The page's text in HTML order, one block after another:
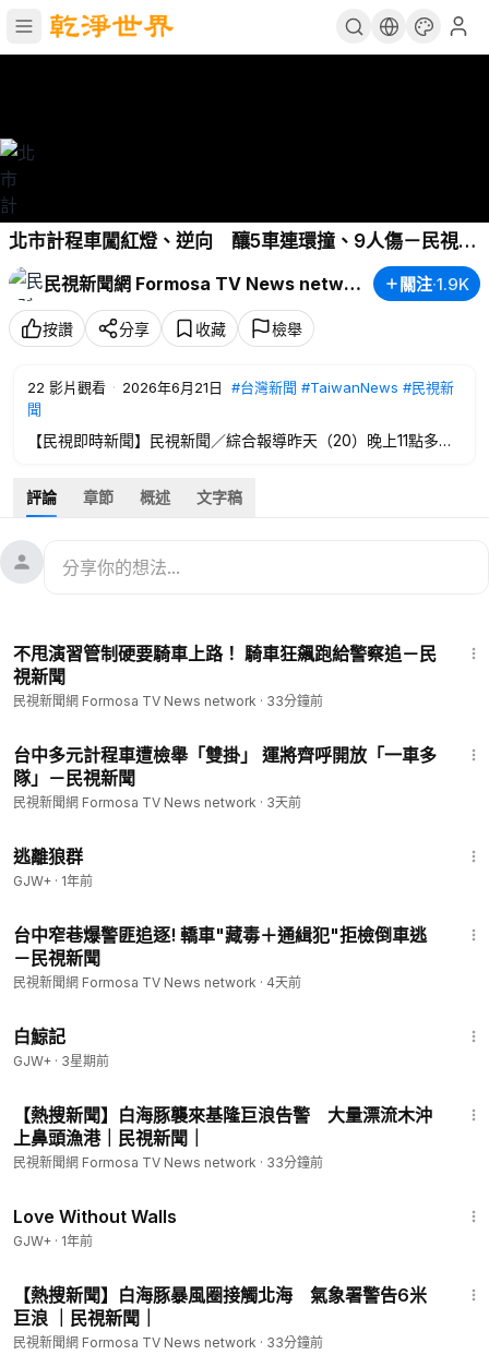
北市計程車闖紅燈、逆向 釀5車連環撞、9人傷－民視新
聞
民視新聞網 Formosa TV News network
關注·1.9K
按讚 分享 收藏 檢舉
22 影片觀看 · 2026年6月21日 #台灣新聞 #TaiwanNews #民視新
聞
【民視即時新聞】民視新聞／綜合報導昨天（20）晚上11點多，
車行經路口時，不但闖紅燈，還逆向衝進對向車道，高速撞上在
停等紅燈的轎車，接著波及其他車輛，現場撞成一團，共造成5
折送醫。
#台灣新聞
1M1?utm_source=youtube&utm_medium=description
--
📱下載民視新聞APP →https://www.ftvnews.com.tw/download
✅ 民視新聞FB：https://www.facebook.com/ftvnews53
✅ 加入民視LINE：
✅ 訂閱民視IG： https://www.instagram.com/ftvnews/
評論 章節 概述 文字稿
不甩演習管制硬要騎車上路！ 騎車狂飆跑給警察追－民
視新聞
民視新聞網 Formosa TV News network · 33分鐘前
台中多元計程車遭檢舉「雙掛」 運將齊呼開放「一車多
隊」－民視新聞
民視新聞網 Formosa TV News network · 3天前
逃離狼群
GJW+ · 1年前
台中窄巷爆警匪追逐! 轎車"藏毒＋通緝犯"拒檢倒車逃
－民視新聞
民視新聞網 Formosa TV News network · 4天前
白鯨記
GJW+ · 3星期前
【熱搜新聞】白海豚襲來基隆巨浪告警 大量漂流木沖
上鼻頭漁港｜民視新聞｜
民視新聞網 Formosa TV News network · 33分鐘前
Love Without Walls
GJW+ · 1年前
【熱搜新聞】白海豚暴風圈接觸北海 氣象署警告6米
巨浪 ｜民視新聞｜
民視新聞網 Formosa TV News network · 33分鐘前